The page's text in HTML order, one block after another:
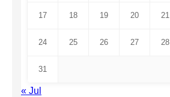
17 18 19 20 21
24 25 26 27 28
31
« Jul